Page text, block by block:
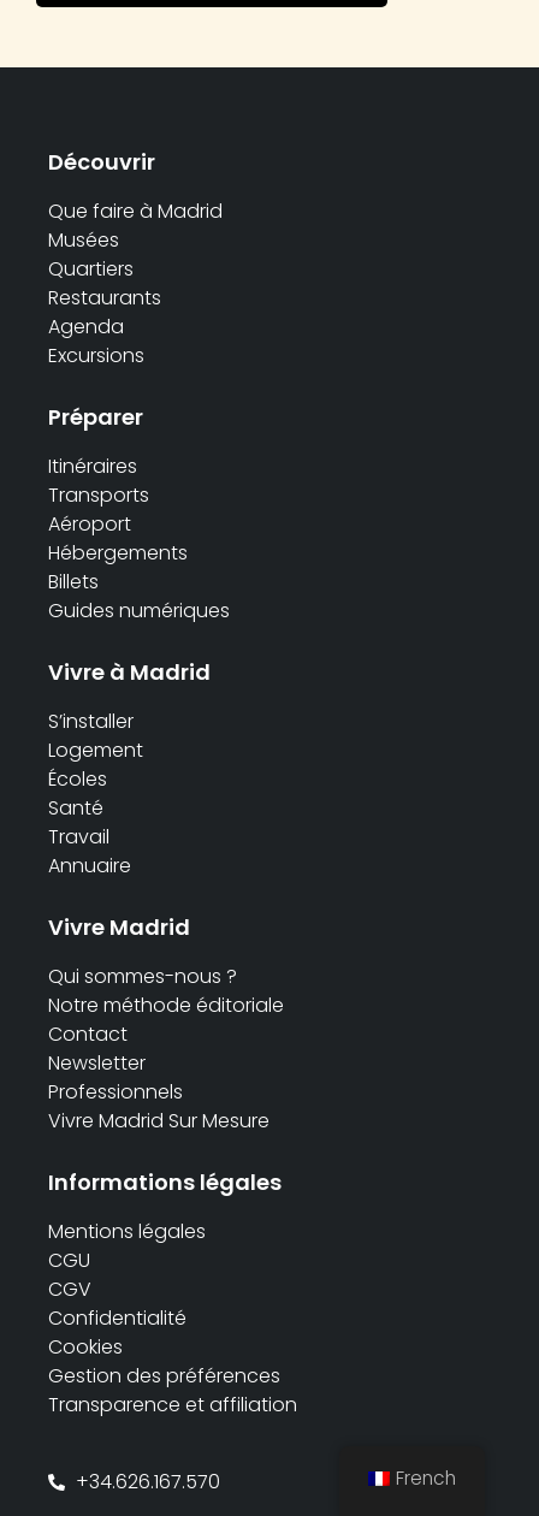
Découvrir
Que faire à Madrid
Musées
Quartiers
Restaurants
Agenda
Excursions
Préparer
Itinéraires
Transports
Aéroport
Hébergements
Billets
Guides numériques
Vivre à Madrid
S’installer
Logement
Écoles
Santé
Travail
Annuaire
Vivre Madrid
Qui sommes-nous ?
Notre méthode éditoriale
Contact
Newsletter
Professionnels
Vivre Madrid Sur Mesure
Informations légales
Mentions légales
CGU
CGV
Confidentialité
Cookies
Gestion des préférences
Transparence et affiliation
+34.626.167.570 French